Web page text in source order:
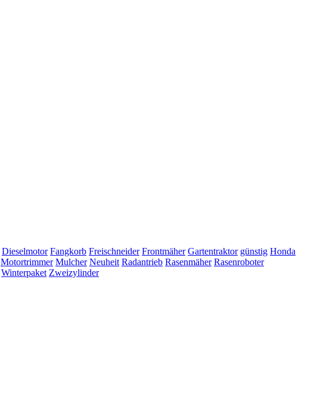
Dieselmotor Fangkorb Freischneider Frontmäher Gartentraktor günstig Honda
Motortrimmer Mulcher Neuheit Radantrieb Rasenmäher Rasenroboter
Winterpaket Zweizylinder